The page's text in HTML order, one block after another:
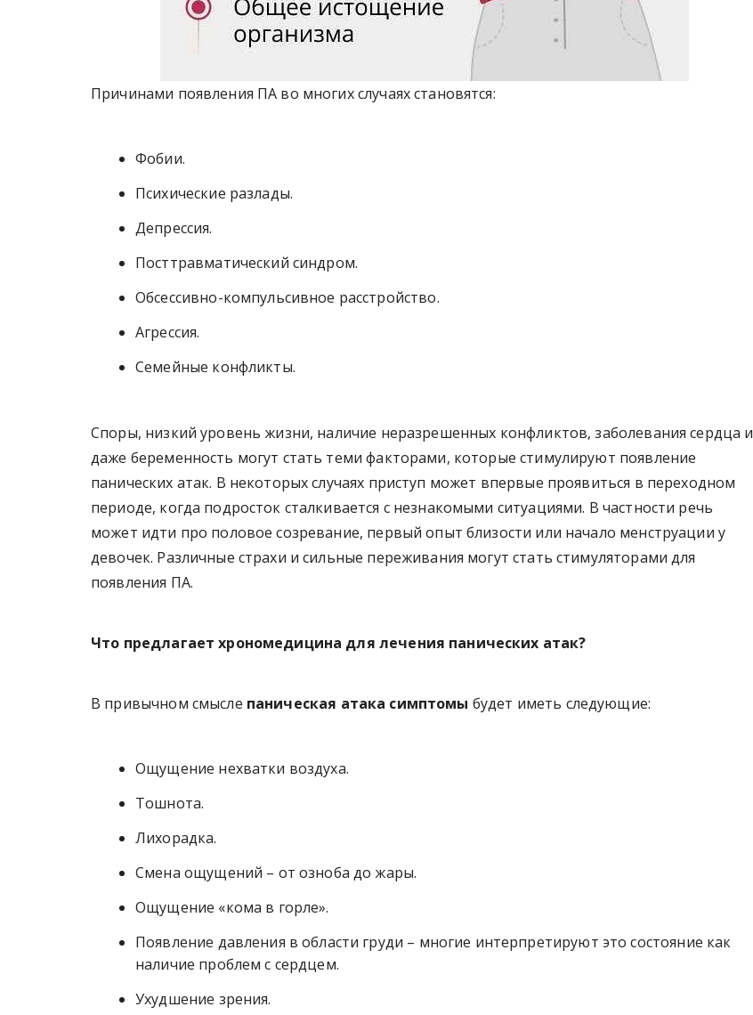
Причинами появления ПА во многих случаях становятся:
Фобии.
Психические разлады.
Депрессия.
Посттравматический синдром.
Обсессивно-компульсивное расстройство.
Агрессия.
Семейные конфликты.
Споры, низкий уровень жизни, наличие неразрешенных конфликтов, заболевания сердца и
даже беременность могут стать теми факторами, которые стимулируют появление
панических атак. В некоторых случаях приступ может впервые проявиться в переходном
периоде, когда подросток сталкивается с незнакомыми ситуациями. В частности речь
может идти про половое созревание, первый опыт близости или начало менструации у
девочек. Различные страхи и сильные переживания могут стать стимуляторами для
появления ПА.
Что предлагает хрономедицина для лечения панических атак?
В привычном смысле паническая атака симптомы будет иметь следующие:
Ощущение нехватки воздуха.
Тошнота.
Лихорадка.
Смена ощущений – от озноба до жары.
Ощущение «кома в горле».
Появление давления в области груди – многие интерпретируют это состояние как
наличие проблем с сердцем.
Ухудшение зрения.